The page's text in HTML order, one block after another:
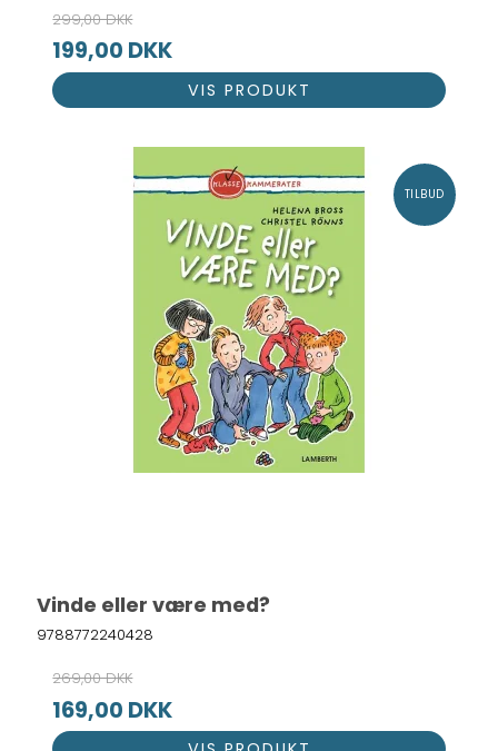
299,00 DKK
199,00 DKK
VIS PRODUKT
TILBUD
Vinde eller være med?
9788772240428
269,00 DKK
169,00 DKK